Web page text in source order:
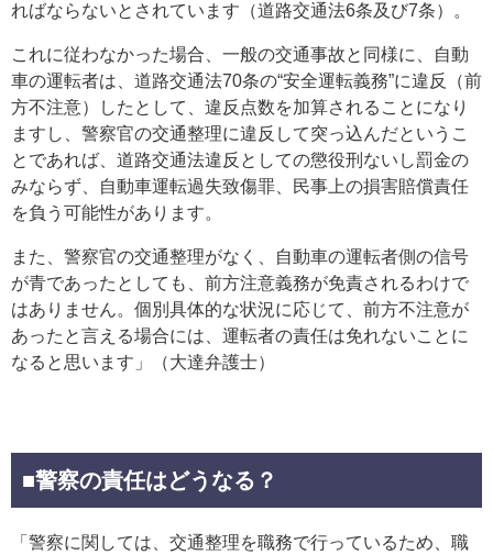
ればならないとされています（道路交通法6条及び7条）。
これに従わなかった場合、一般の交通事故と同様に、自動
車の運転者は、道路交通法70条の“安全運転義務”に違反（前
方不注意）したとして、違反点数を加算されることになり
ますし、警察官の交通整理に違反して突っ込んだというこ
とであれば、道路交通法違反としての懲役刑ないし罰金の
みならず、自動車運転過失致傷罪、民事上の損害賠償責任
を負う可能性があります。
また、警察官の交通整理がなく、自動車の運転者側の信号
が青であったとしても、前方注意義務が免責されるわけで
はありません。個別具体的な状況に応じて、前方不注意が
あったと言える場合には、運転者の責任は免れないことに
なると思います」（大達弁護士）
■警察の責任はどうなる？
「警察に関しては、交通整理を職務で行っているため、職